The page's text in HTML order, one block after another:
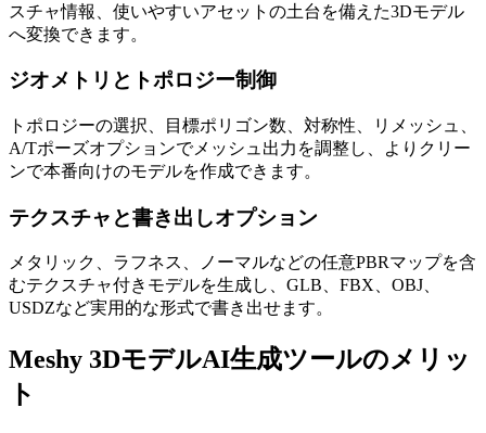
スチャ情報、使いやすいアセットの土台を備えた3Dモデル
へ変換できます。
ジオメトリとトポロジー制御
トポロジーの選択、目標ポリゴン数、対称性、リメッシュ、
A/Tポーズオプションでメッシュ出力を調整し、よりクリー
ンで本番向けのモデルを作成できます。
テクスチャと書き出しオプション
メタリック、ラフネス、ノーマルなどの任意PBRマップを含
むテクスチャ付きモデルを生成し、GLB、FBX、OBJ、
USDZなど実用的な形式で書き出せます。
Meshy 3DモデルAI生成ツールのメリッ
ト